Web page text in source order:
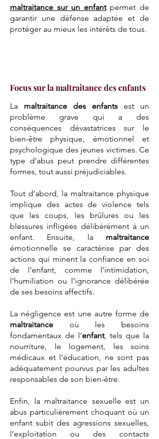
maltraitance sur un enfantpermet de
garantir une défense adaptée et de
protéger au mieux les intérêts de tous.
Focus sur la maltraitance des enfants
La maltraitance des enfants est un
problème grave qui a des
conséquences dévastatrices sur le
bien-être physique, émotionnel et
psychologique des jeunes victimes. Ce
type d’abus peut prendre différentes
formes, tout aussi préjudiciables.
Tout d’abord, la maltraitance physique
implique des actes de violence tels
que les coups, les brûlures ou les
blessures infligées délibérément à un
enfant. Ensuite, la maltraitance
émotionnelle se caractérise par des
actions qui minent la confiance en soi
de l’enfant, comme l’intimidation,
l’humiliation ou l’ignorance délibérée
de ses besoins affectifs.
La négligence est une autre forme de
maltraitance où les besoins
fondamentaux de l’enfant, tels que la
nourriture, le logement, les soins
médicaux et l’éducation, ne sont pas
adéquatement pourvus par les adultes
responsables de son bien-être.
Enfin, la maltraitance sexuelle est un
abus particulièrement choquant où un
enfant subit des agressions sexuelles,
l’exploitation ou des contacts